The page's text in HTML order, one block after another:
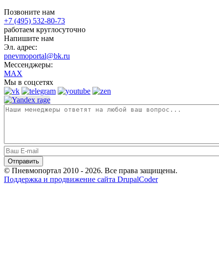
Позвоните нам
+7 (495) 532-80-73
работаем круглосуточно
Напишите нам
Эл. адрес:
pnevmoportal@bk.ru
Мессенджеры:
MAX
Мы в соцсетях
© Пневмопортал 2010 - 2026. Все права защищены.
Поддержка и продвижение сайта DrupalCoder